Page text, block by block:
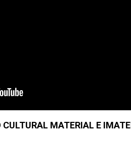
CULTURAL MATERIAL E